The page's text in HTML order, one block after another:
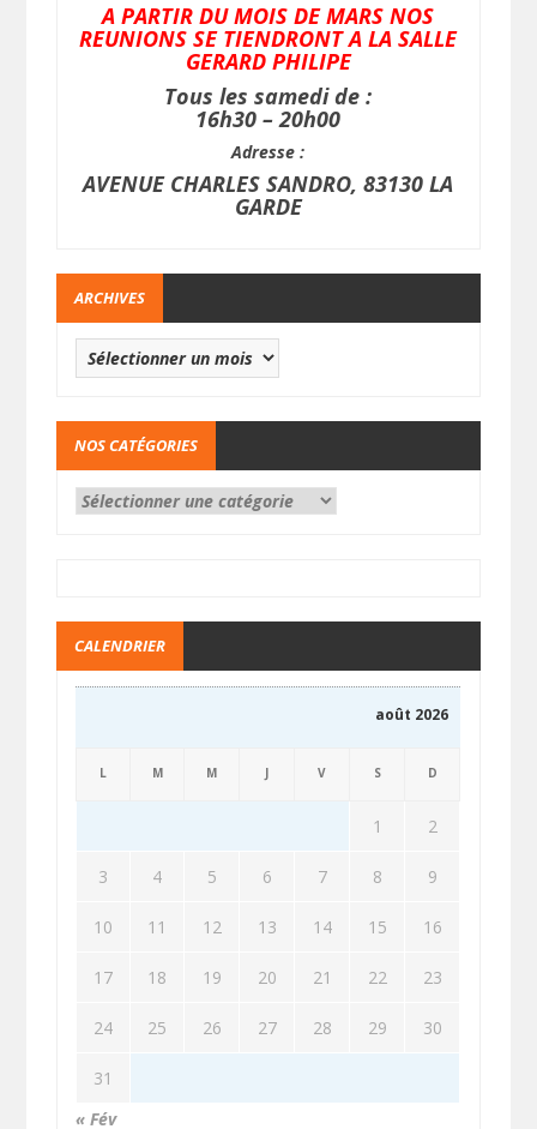
A PARTIR DU MOIS DE MARS NOS
REUNIONS SE TIENDRONT A LA SALLE
GERARD PHILIPE
Tous les samedi de :
16h30 – 20h00
Adresse :
AVENUE CHARLES SANDRO, 83130 LA
GARDE
ARCHIVES
NOS CATÉGORIES
CALENDRIER
août 2026
L M M J V S D
1 2
3 4 5 6 7 8 9
10 11 12 13 14 15 16
17 18 19 20 21 22 23
24 25 26 27 28 29 30
31
« Fév